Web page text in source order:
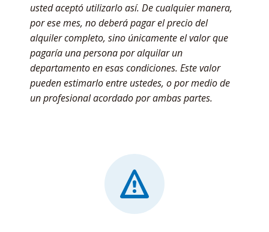
usted aceptó utilizarlo así. De cualquier manera,
por ese mes, no deberá pagar el precio del
alquiler completo, sino únicamente el valor que
pagaría una persona por alquilar un
departamento en esas condiciones. Este valor
pueden estimarlo entre ustedes, o por medio de
un profesional acordado por ambas partes.